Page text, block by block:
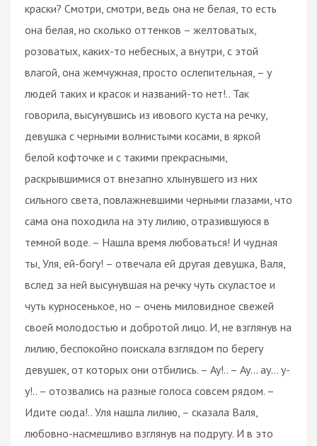
краски? Смотри, смотри, ведь она не белая, то есть
она белая, но сколько оттенков – желтоватых,
розоватых, каких-то небесных, а внутри, с этой
влагой, она жемчужная, просто ослепительная, – у
людей таких и красок и названий-то нет!.. Так
говорила, высунувшись из ивового куста на речку,
девушка с черными волнистыми косами, в яркой
белой кофточке и с такими прекрасными,
раскрывшимися от внезапно хлынувшего из них
сильного света, повлажневшими черными глазами, что
сама она походила на эту лилию, отразившуюся в
темной воде. – Нашла время любоваться! И чудная
ты, Уля, ей-богу! – отвечала ей другая девушка, Валя,
вслед за ней высунувшая на речку чуть скуластое и
чуть курносенькое, но – очень миловидное свежей
своей молодостью и добротой лицо. И, не взглянув на
лилию, беспокойно поискала взглядом по берегу
девушек, от которых они отбились. – Ау!.. – Ау… ау… у-
у!.. – отозвались на разные голоса совсем рядом. –
Идите сюда!.. Уля нашла лилию, – сказала Валя,
любовно-насмешливо взглянув на подругу. И в это